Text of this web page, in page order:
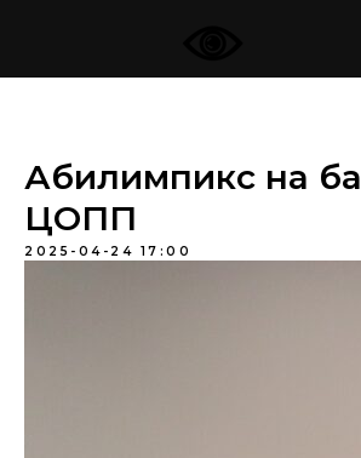
Абилимпикс на
ЦОПП
2025-04-24 17:00